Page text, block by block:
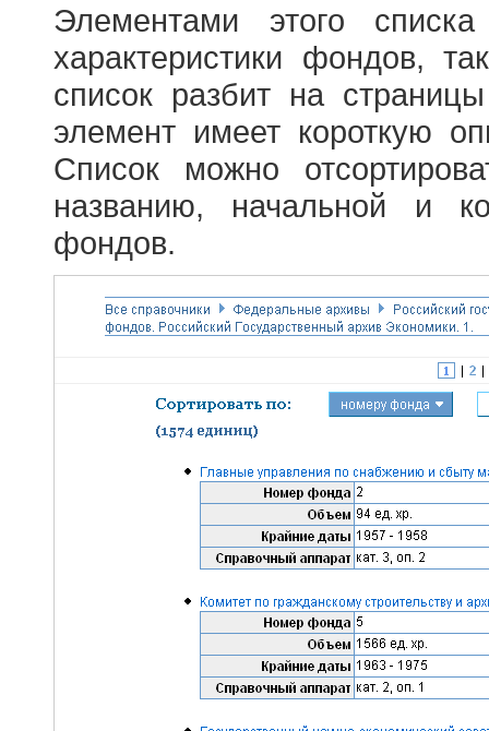
Элементами этого
характеристики фондов,
список разбит на
элемент имеет короткую
Список можно
названию, начальной и
фондов.